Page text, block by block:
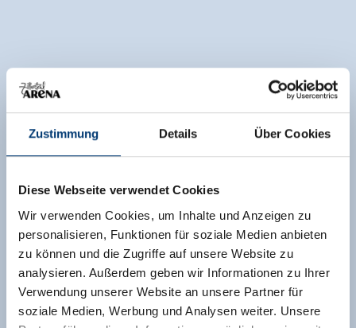
Zustimmung Details Über Cookies
Diese Webseite verwendet Cookies
Wir verwenden Cookies, um Inhalte und Anzeigen zu
personalisieren, Funktionen für soziale Medien anbieten
zu können und die Zugriffe auf unsere Website zu
analysieren. Außerdem geben wir Informationen zu Ihrer
Verwendung unserer Website an unsere Partner für
soziale Medien, Werbung und Analysen weiter. Unsere